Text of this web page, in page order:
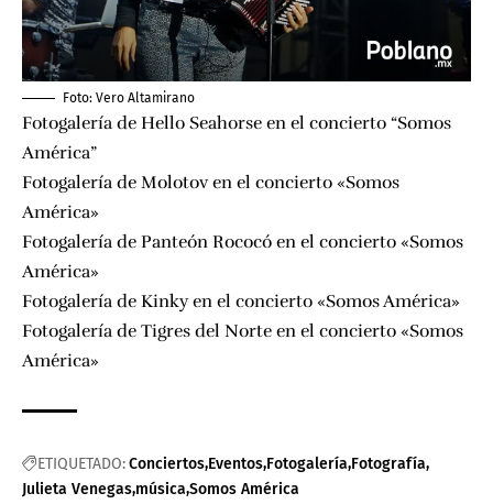
Foto: Vero Altamirano
Fotogalería de Hello Seahorse en el concierto “Somos
América”
Fotogalería de Molotov en el concierto «Somos
América»
Fotogalería de Panteón Rococó en el concierto «Somos
América»
Fotogalería de Kinky en el concierto «Somos América»
Fotogalería de Tigres del Norte en el concierto «Somos
América»
ETIQUETADO:Conciertos Eventos Fotogalería Fotografía
Julieta Venegas música Somos América